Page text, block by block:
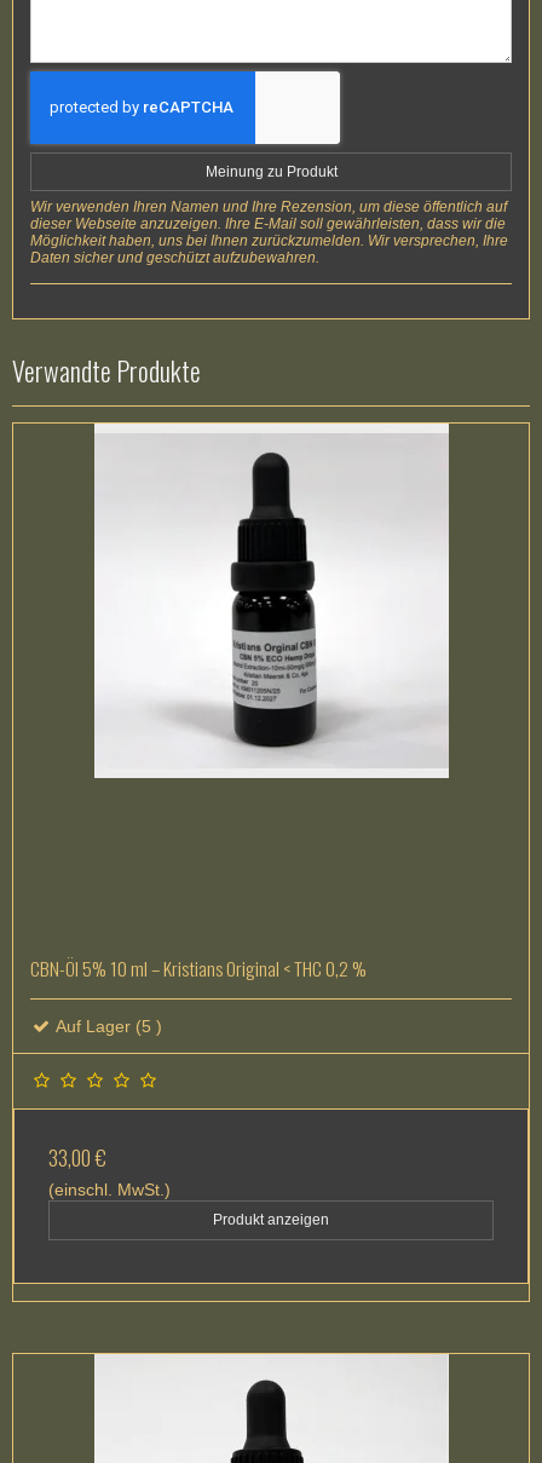
Meinung zu Produkt
Wir verwenden Ihren Namen und Ihre Rezension, um diese öffentlich auf
dieser Webseite anzuzeigen. Ihre E-Mail soll gewährleisten, dass wir die
Möglichkeit haben, uns bei Ihnen zurückzumelden. Wir versprechen, Ihre
Daten sicher und geschützt aufzubewahren.
Verwandte Produkte
CBN-Öl 5% 10 ml – Kristians Original < THC 0,2 %
Auf Lager (5 )
33,00 €
(einschl. MwSt.)
Produkt anzeigen